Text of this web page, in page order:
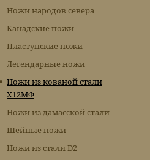
Ножи народов севера
Канадские ножи
Пластунские ножи
Легендарные ножи
Ножи из кованой стали
Х12МФ
Ножи из дамасской стали
Шейные ножи
Ножи из стали D2